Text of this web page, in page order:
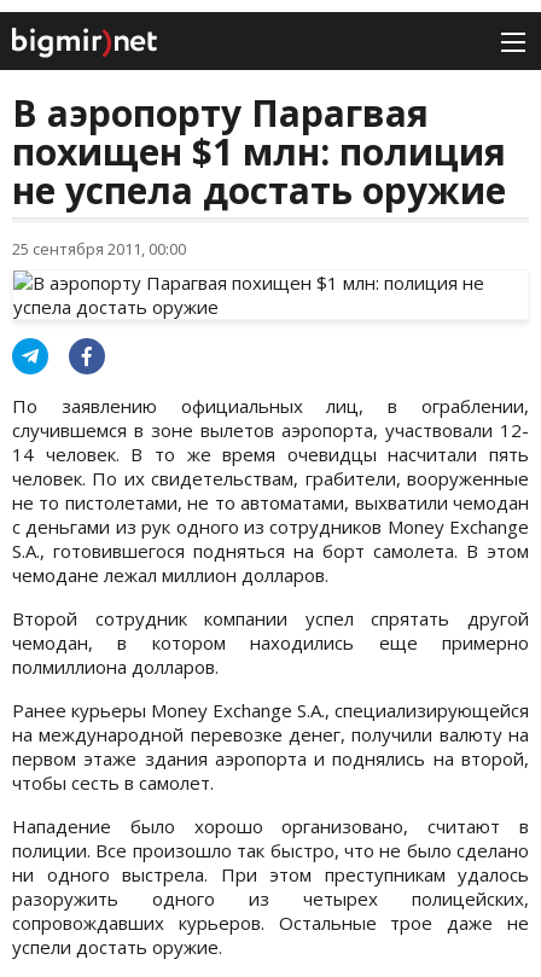
В аэропорту Парагвая
похищен $1 млн: полиция
не успела достать оружие
25 сентября 2011, 00:00
По заявлению официальных лиц, в ограблении,
случившемся в зоне вылетов аэропорта, участвовали 12-
14 человек. В то же время очевидцы насчитали пять
человек. По их свидетельствам, грабители, вооруженные
не то пистолетами, не то автоматами, выхватили чемодан
с деньгами из рук одного из сотрудников Money Exchange
S.A., готовившегося подняться на борт самолета. В этом
чемодане лежал миллион долларов.
Второй сотрудник компании успел спрятать другой
чемодан, в котором находились еще примерно
полмиллиона долларов.
Ранее курьеры Money Exchange S.A., специализирующейся
на международной перевозке денег, получили валюту на
первом этаже здания аэропорта и поднялись на второй,
чтобы сесть в самолет.
Нападение было хорошо организовано, считают в
полиции. Все произошло так быстро, что не было сделано
ни одного выстрела. При этом преступникам удалось
разоружить одного из четырех полицейских,
сопровождавших курьеров. Остальные трое даже не
успели достать оружие.